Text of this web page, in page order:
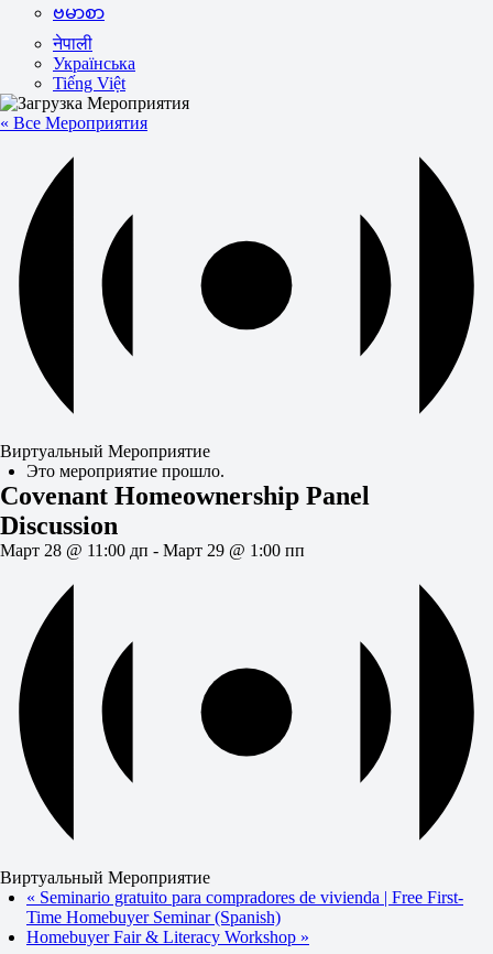
ဗမာစာ
नेपाली
Українська
Tiếng Việt
« Все Мероприятия
Виртуальный Мероприятие
Это мероприятие прошло.
Covenant Homeownership Panel
Discussion
Март 28 @ 11:00 дп - Март 29 @ 1:00 пп
Виртуальный Мероприятие
« Seminario gratuito para compradores de vivienda | Free First-
Time Homebuyer Seminar (Spanish)
Homebuyer Fair & Literacy Workshop »